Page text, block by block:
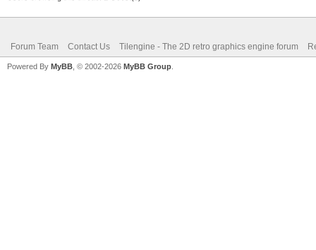
Forum Team Contact Us Tilengine - The 2D retro graphics engine forum
Powered By MyBB , © 2002-2026 MyBB Group